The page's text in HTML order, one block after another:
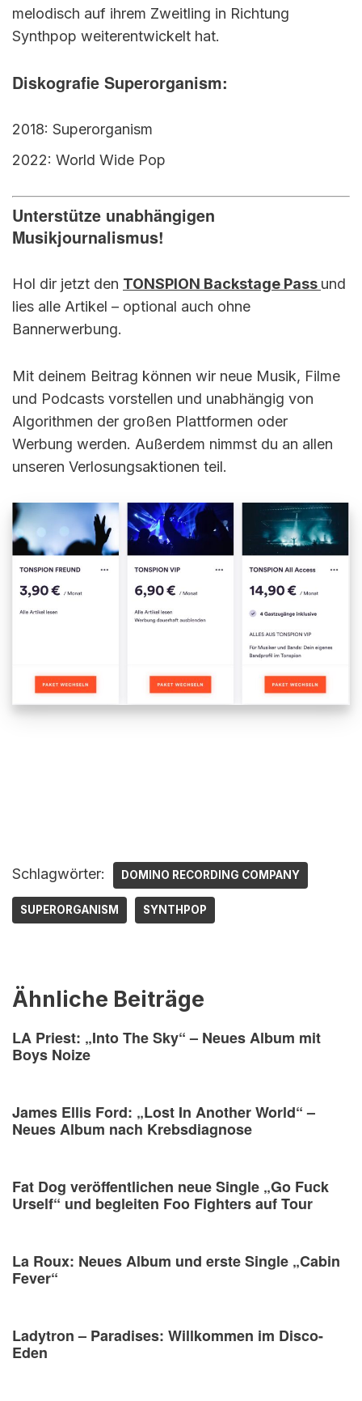
melodisch auf ihrem Zweitling in Richtung
Synthpop weiterentwickelt hat.
Diskografie Superorganism:
2018: Superorganism
2022: World Wide Pop
Unterstütze unabhängigen
Musikjournalismus!
Hol dir jetzt den TONSPION Backstage Pass und
lies alle Artikel – optional auch ohne
Bannerwerbung.
Mit deinem Beitrag können wir neue Musik, Filme
und Podcasts vorstellen und unabhängig von
Algorithmen der großen Plattformen oder
Werbung werden. Außerdem nimmst du an allen
unseren Verlosungsaktionen teil.
Schlagwörter: DOMINO RECORDING COMPANY
SUPERORGANISM SYNTHPOP
Ähnliche Beiträge
LA Priest: „Into The Sky“ – Neues Album mit
Boys Noize
James Ellis Ford: „Lost In Another World“ –
Neues Album nach Krebsdiagnose
Fat Dog veröffentlichen neue Single „Go Fuck
Urself“ und begleiten Foo Fighters auf Tour
La Roux: Neues Album und erste Single „Cabin
Fever“
Ladytron – Paradises: Willkommen im Disco-
Eden